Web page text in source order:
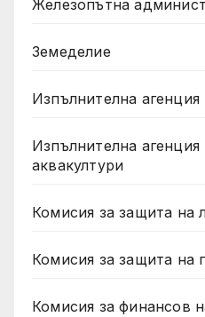
Железопътна
Земеделие
Изпълнителна агенция
Изпълнителна
аквакултури
Комисия за защита на
Комисия за защита на
Комисия за финансов